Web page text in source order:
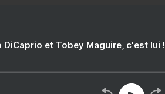
DiCaprio et Tobey Maguire, c'est lui